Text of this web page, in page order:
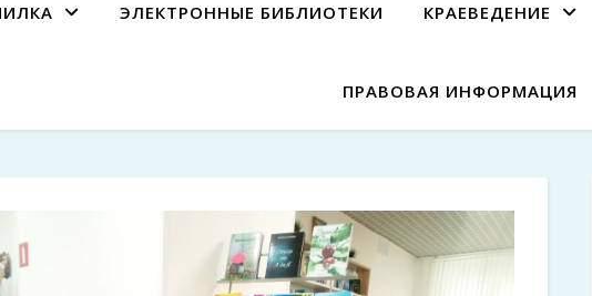
ЭЛЕКТРОННЫЕ БИБЛИОТЕКИ КРАЕВЕДЕНИЕ
ПРАВОВАЯ ИНФОРМАЦИЯ